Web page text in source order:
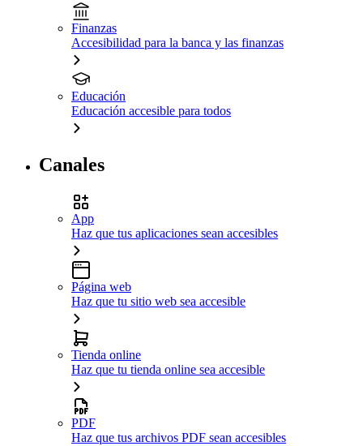
Finanzas
Accesibilidad para la banca y las finanzas
Educación
Educación accesible para todos
Canales
App
Haz que tus aplicaciones sean accesibles
Página web
Haz que tu sitio web sea accesible
Tienda online
Haz que tu tienda online sea accesible
PDF
Haz que tus archivos PDF sean accesibles